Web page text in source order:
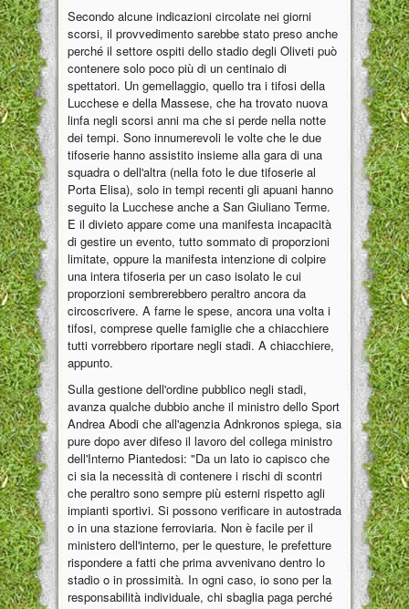
Secondo alcune indicazioni circolate nei giorni
scorsi, il provvedimento sarebbe stato preso anche
perché il settore ospiti dello stadio degli Oliveti può
contenere solo poco più di un centinaio di
spettatori. Un gemellaggio, quello tra i tifosi della
Lucchese e della Massese, che ha trovato nuova
linfa negli scorsi anni ma che si perde nella notte
dei tempi. Sono innumerevoli le volte che le due
tifoserie hanno assistito insieme alla gara di una
squadra o dell'altra (nella foto le due tifoserie al
Porta Elisa), solo in tempi recenti gli apuani hanno
seguito la Lucchese anche a San Giuliano Terme.
E il divieto appare come una manifesta incapacità
di gestire un evento, tutto sommato di proporzioni
limitate, oppure la manifesta intenzione di colpire
una intera tifoseria per un caso isolato le cui
proporzioni sembrerebbero peraltro ancora da
circoscrivere. A farne le spese, ancora una volta i
tifosi, comprese quelle famiglie che a chiacchiere
tutti vorrebbero riportare negli stadi. A chiacchiere,
appunto.
Sulla gestione dell'ordine pubblico negli stadi,
avanza qualche dubbio anche il ministro dello Sport
Andrea Abodi che all'agenzia Adnkronos spiega, sia
pure dopo aver difeso il lavoro del collega ministro
dell'Interno Piantedosi: "Da un lato io capisco che
ci sia la necessità di contenere i rischi di scontri
che peraltro sono sempre più esterni rispetto agli
impianti sportivi. Si possono verificare in autostrada
o in una stazione ferroviaria. Non è facile per il
ministero dell'interno, per le questure, le prefetture
rispondere a fatti che prima avvenivano dentro lo
stadio o in prossimità. In ogni caso, io sono per la
responsabilità individuale, chi sbaglia paga perché